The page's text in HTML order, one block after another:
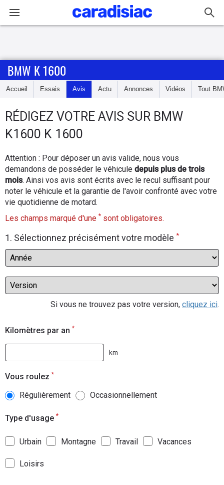
Accueil
Essais
Avis
Forum
&
125
Auto
BMW K 1600
Accueil Essais Avis Actu Annonces Vidéos Tout
RÉDIGEZ VOTRE AVIS SUR BMW
K1600 K 1600
Attention : Pour déposer un avis valide, nous vous
demandons de posséder le véhicule depuis plus de trois
mois. Ainsi vos avis sont écrits avec le recul suffisant pour
noter le véhicule et la garantie de l'avoir confronté avec votre
vie quotidienne de motard.
Les champs marqué d'une * sont obligatoires.
1. Sélectionnez précisément votre modèle *
Si vous ne trouvez pas votre version, cliquez ici.
Kilomètres par an *
km
Vous roulez *
Régulièrement Occasionnellement
Type d'usage *
Urbain Montagne Travail Vacances
Loisirs